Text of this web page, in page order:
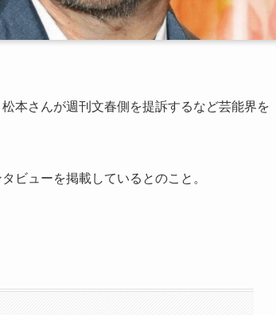
本さんが週刊文春側を提訴するなど芸能界を
ビューを掲載しているとのこと。